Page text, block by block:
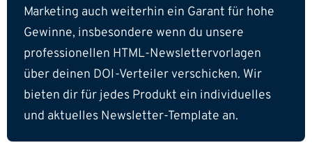
Marketing auch weiterhin ein Garant für hohe
Gewinne, insbesondere wenn du unsere
professionellen HTML-Newslettervorlagen
über deinen DOI-Verteiler verschicken. Wir
bieten dir für jedes Produkt ein individuelles
und aktuelles Newsletter-Template an.